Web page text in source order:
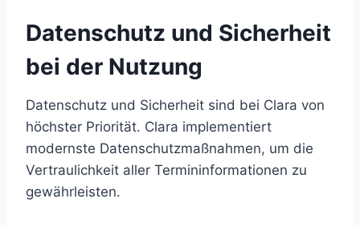
Datenschutz und Sicherheit
bei der Nutzung
Datenschutz und Sicherheit sind bei Clara von
höchster Priorität. Clara implementiert
modernste Datenschutzmaßnahmen, um die
Vertraulichkeit aller Termininformationen zu
gewährleisten.